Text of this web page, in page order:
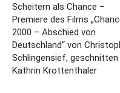
Scheitern als Chance –
Premiere des Films
2000 – Abschied von
Deutschland“ von
Schlingensief, geschnitten
Kathrin Krottenthaler